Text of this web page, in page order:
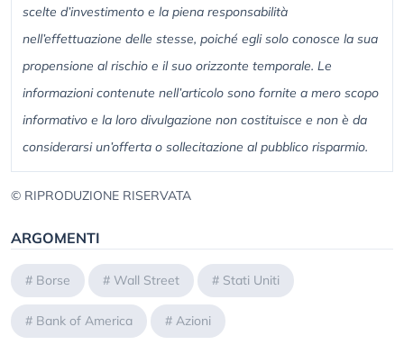
scelte d’investimento e la piena responsabilità
nell’effettuazione delle stesse, poiché egli solo conosce la sua
propensione al rischio e il suo orizzonte temporale. Le
informazioni contenute nell’articolo sono fornite a mero scopo
informativo e la loro divulgazione non costituisce e non è da
considerarsi un’offerta o sollecitazione al pubblico risparmio.
© RIPRODUZIONE RISERVATA
ARGOMENTI
# Borse # Wall Street # Stati Uniti
# Bank of America # Azioni